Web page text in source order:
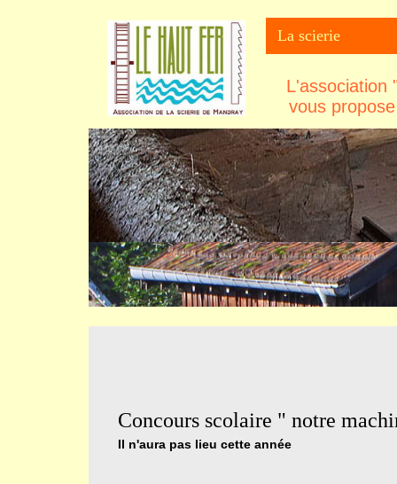
La scierie
L'association
vous
Concours scolaire " notre
Il n'aura pas lieu cette année